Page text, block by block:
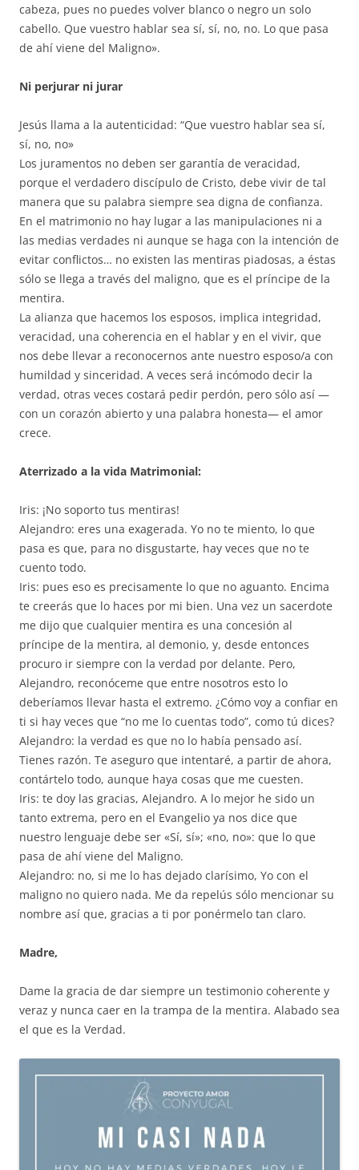
cabeza, pues no puedes volver blanco o negro un solo
cabello. Que vuestro hablar sea sí, sí, no, no. Lo que pasa
de ahí viene del Maligno».
Ni perjurar ni jurar
Jesús llama a la autenticidad: “Que vuestro hablar sea sí,
sí, no, no»
Los juramentos no deben ser garantía de veracidad,
porque el verdadero discípulo de Cristo, debe vivir de tal
manera que su palabra siempre sea digna de confianza.
En el matrimonio no hay lugar a las manipulaciones ni a
las medias verdades ni aunque se haga con la intención de
evitar conflictos… no existen las mentiras piadosas, a éstas
sólo se llega a través del maligno, que es el príncipe de la
mentira.
La alianza que hacemos los esposos, implica integridad,
veracidad, una coherencia en el hablar y en el vivir, que
nos debe llevar a reconocernos ante nuestro esposo/a con
humildad y sinceridad. A veces será incómodo decir la
verdad, otras veces costará pedir perdón, pero sólo así —
con un corazón abierto y una palabra honesta— el amor
crece.
Aterrizado a la vida Matrimonial:
Iris: ¡No soporto tus mentiras!
Alejandro: eres una exagerada. Yo no te miento, lo que
pasa es que, para no disgustarte, hay veces que no te
cuento todo.
Iris: pues eso es precisamente lo que no aguanto. Encima
te creerás que lo haces por mi bien. Una vez un sacerdote
me dijo que cualquier mentira es una concesión al
príncipe de la mentira, al demonio, y, desde entonces
procuro ir siempre con la verdad por delante. Pero,
Alejandro, reconóceme que entre nosotros esto lo
deberíamos llevar hasta el extremo. ¿Cómo voy a confiar en
ti si hay veces que “no me lo cuentas todo”, como tú dices?
Alejandro: la verdad es que no lo había pensado así.
Tienes razón. Te aseguro que intentaré, a partir de ahora,
contártelo todo, aunque haya cosas que me cuesten.
Iris: te doy las gracias, Alejandro. A lo mejor he sido un
tanto extrema, pero en el Evangelio ya nos dice que
nuestro lenguaje debe ser «Sí, sí»; «no, no»: que lo que
pasa de ahí viene del Maligno.
Alejandro: no, si me lo has dejado clarísimo, Yo con el
maligno no quiero nada. Me da repelús sólo mencionar su
nombre así que, gracias a ti por ponérmelo tan claro.
Madre,
Dame la gracia de dar siempre un testimonio coherente y
veraz y nunca caer en la trampa de la mentira. Alabado sea
el que es la Verdad.